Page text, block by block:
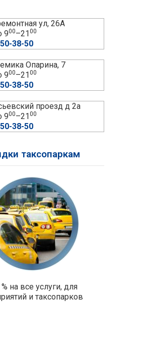
ул, 26А
900–2100
38-50
Опарина, 7
900–2100
38-50
проезд д 2а
900–2100
38-50
таксопаркам
на все услуги, для
и таксопарков